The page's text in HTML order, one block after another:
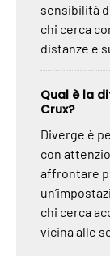
sensibilità
chi cerca
distanze e
Qual è la
Crux?
Diverge è
con
affrontare
chi cerca
vicina alle